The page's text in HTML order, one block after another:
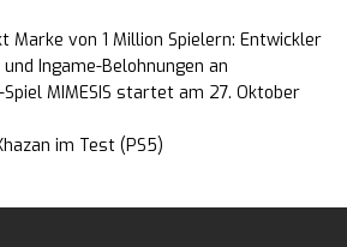
Marke von 1 Million Spielern: Entwickler
Ingame-Belohnungen an
MIMESIS startet am 27. Oktober
im Test (PS5)